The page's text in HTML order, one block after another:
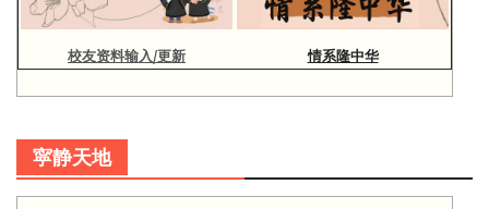
校友资料输入/更新 情系隆中华
寜静天地